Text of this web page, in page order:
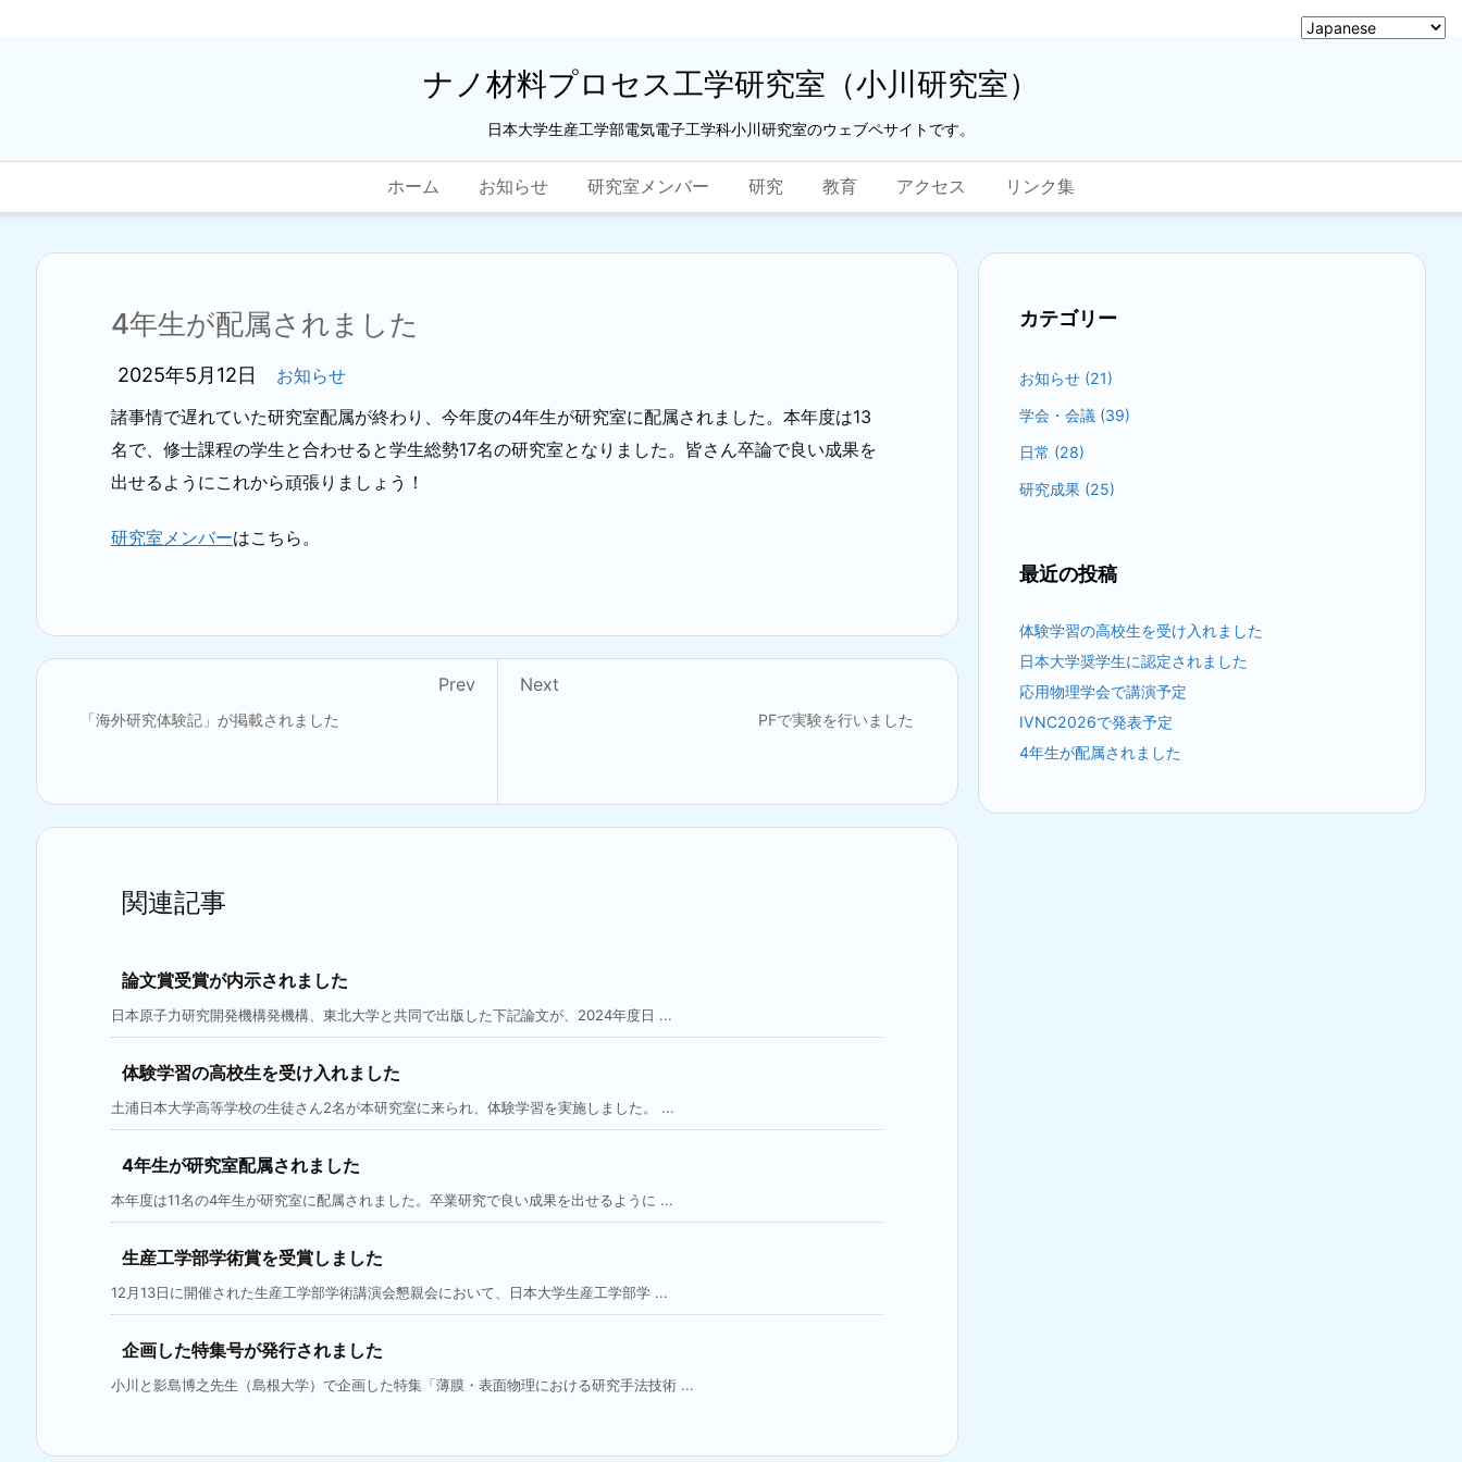
ナノ材料プロセス工学研究室（小川研究室）
日本大学生産工学部電気電子工学科小川研究室のウェブペサイトです。
ホーム お知らせ 研究室メンバー 研究 教育 アクセス リンク集
4年生が配属されました
2025年5月12日
お知らせ
諸事情で遅れていた研究室配属が終わり、今年度の4年生が研究室に配属されました。本年度は13
名で、修士課程の学生と合わせると学生総勢17名の研究室となりました。皆さん卒論で良い成果を
出せるようにこれから頑張りましょう！
研究室メンバーはこちら。
PFで実験を行いました
Next
「海外研究体験記」が掲載されました
Prev
関連記事
論文賞受賞が内示されました
日本原子力研究開発機構発機構、東北大学と共同で出版した下記論文が、2024年度日 ...
体験学習の高校生を受け入れました
土浦日本大学高等学校の生徒さん2名が本研究室に来られ、体験学習を実施しました。 ...
4年生が研究室配属されました
本年度は11名の4年生が研究室に配属されました。卒業研究で良い成果を出せるように ...
生産工学部学術賞を受賞しました
12月13日に開催された生産工学部学術講演会懇親会において、日本大学生産工学部学 ...
企画した特集号が発行されました
小川と影島博之先生（島根大学）で企画した特集「薄膜・表面物理における研究手法技術 ...
カテゴリー
お知らせ (21)
学会・会議 (39)
日常 (28)
研究成果 (25)
最近の投稿
体験学習の高校生を受け入れました
日本大学奨学生に認定されました
応用物理学会で講演予定
IVNC2026で発表予定
4年生が配属されました